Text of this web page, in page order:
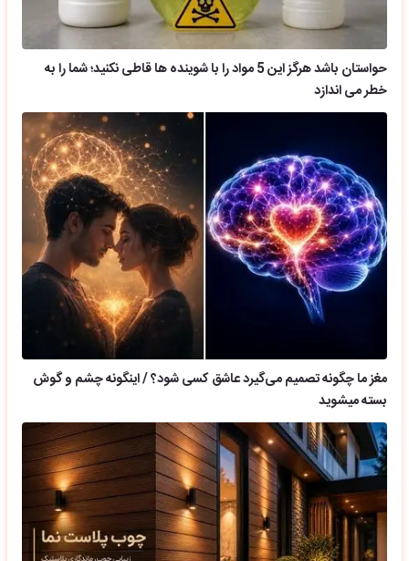
حواستان باشد هرگز این 5 مواد را با شوینده ها قاطی نکنید؛ شما را به
خطر می اندازد
مغز ما چگونه تصمیم می‌گیرد عاشق کسی شود؟ / اینگونه چشم و گوش
بسته میشوید